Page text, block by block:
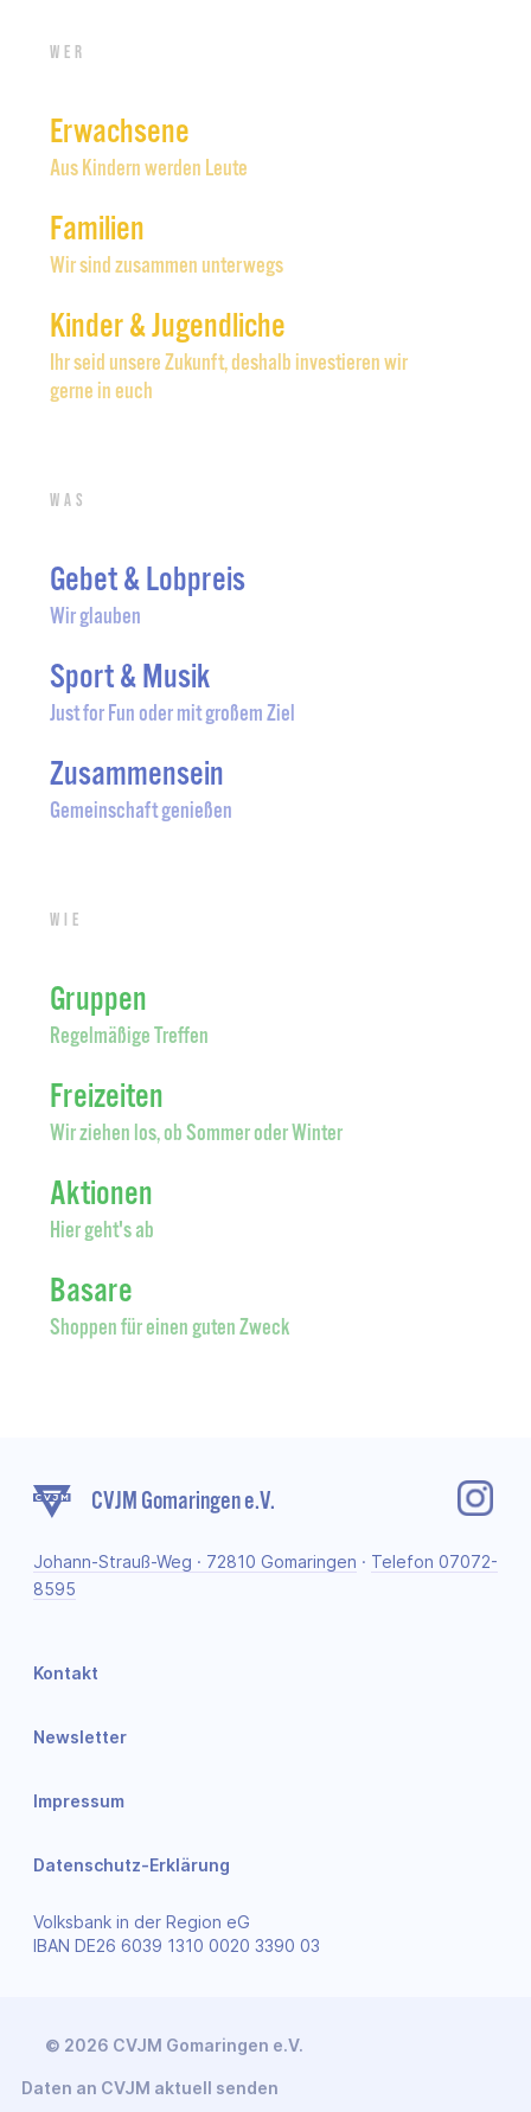
Wer
Erwachsene
Aus Kindern werden Leute
Familien
Wir sind zusammen unterwegs
Kinder & Jugendliche
Ihr seid unsere Zukunft, deshalb investieren wir
gerne in euch
Was
Gebet & Lobpreis
Wir glauben
Sport & Musik
Just for Fun oder mit großem Ziel
Zusammensein
Gemeinschaft genießen
Wie
Gruppen
Regelmäßige Treffen
Freizeiten
Wir ziehen los, ob Sommer oder Winter
Aktionen
Hier geht's ab
Basare
Shoppen für einen guten Zweck
CVJM Gomaringen e.V.
Johann-Strauß-Weg · 72810 Gomaringen · Telefon 07072-
8595
Volksbank in der Region eG
IBAN DE26 6039 1310 0020 3390 03
Kontakt
Newsletter
Impressum
Datenschutz-Erklärung
© 2026 CVJM Gomaringen e.V.
Daten an CVJM aktuell senden